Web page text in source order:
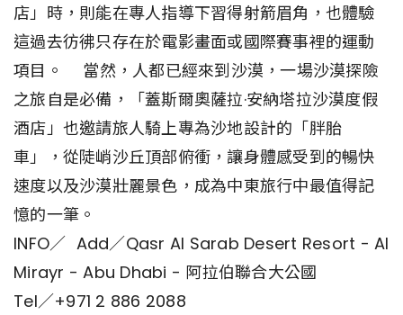
店」時，則能在專人指導下習得射箭眉角，也體驗
這過去彷彿只存在於電影畫面或國際賽事裡的運動
項目。 當然，人都已經來到沙漠，一場沙漠探險
之旅自是必備，「蓋斯爾奧薩拉·安納塔拉沙漠度假
酒店」也邀請旅人騎上專為沙地設計的「胖胎
車」，從陡峭沙丘頂部俯衝，讓身體感受到的暢快
速度以及沙漠壯麗景色，成為中東旅行中最值得記
憶的一筆。
INFO／ Add／Qasr Al Sarab Desert Resort - Al
Mirayr - Abu Dhabi - 阿拉伯聯合大公國
Tel／+971 2 886 2088